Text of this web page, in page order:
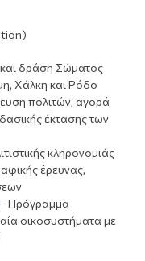
δράση Σώματος
Χάλκη και Ρόδο
πολιτών, αγορά
έκτασης των
κληρονομιάς
έρευνας,
Πρόγραμμα
οικοσυστήματα με